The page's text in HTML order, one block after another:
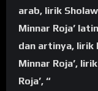
arab, lirik
Minnar Roja’
dan artinya, lirik
Minnar Roja’,
Roja’, “